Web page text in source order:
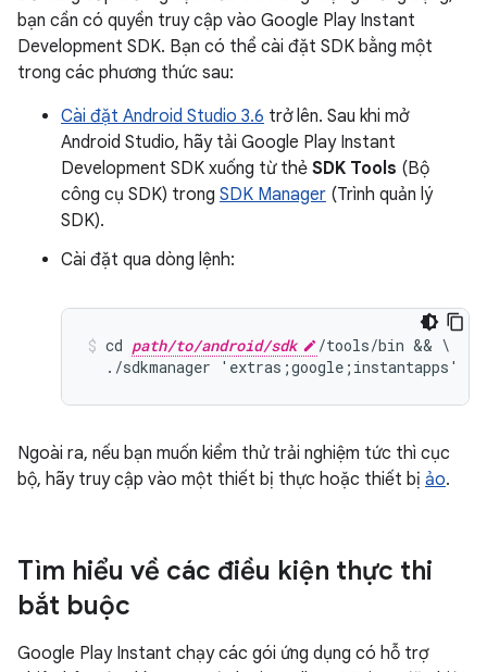
bạn cần có quyền truy cập vào Google Play Instant
Development SDK. Bạn có thể cài đặt SDK bằng một
trong các phương thức sau:
Cài đặt Android Studio 3.6 trở lên. Sau khi mở
Android Studio, hãy tải Google Play Instant
Development SDK xuống từ thẻ SDK Tools (Bộ
công cụ SDK) trong SDK Manager (Trình quản lý
SDK).
Cài đặt qua dòng lệnh:
cd path/to/android/sdk
/tools/bin && \
Ngoài ra, nếu bạn muốn kiểm thử trải nghiệm tức thì cục
bộ, hãy truy cập vào một thiết bị thực hoặc thiết bị ảo.
Tìm hiểu về các điều kiện thực thi
bắt buộc
Google Play Instant chạy các gói ứng dụng có hỗ trợ